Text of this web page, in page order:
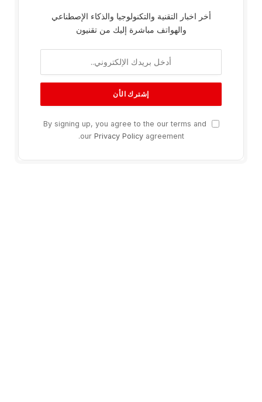
أخر اخبار التقنية والتكنولوجيا والذكاء الإصطناعي
والهواتف مباشرة إليك من تقنيون
By signing up, you agree to the our terms and
our Privacy Policyagreement.